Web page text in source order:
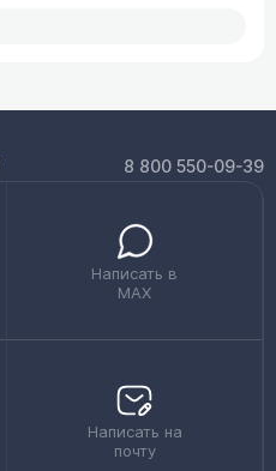
8 800 550-09-39
Написать в
MAX
Написать на
почту